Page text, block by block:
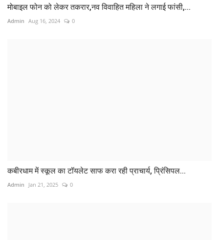
मोबाइल फोन को लेकर तकरार,नव विवाहित महिला ने लगाई फांसी,...
Admin Aug 16, 2024 0
कबीरधाम में स्कूल का टॉयलेट साफ करा रही प्राचार्य, प्रिंसिपल...
Admin Jan 21, 2025 0